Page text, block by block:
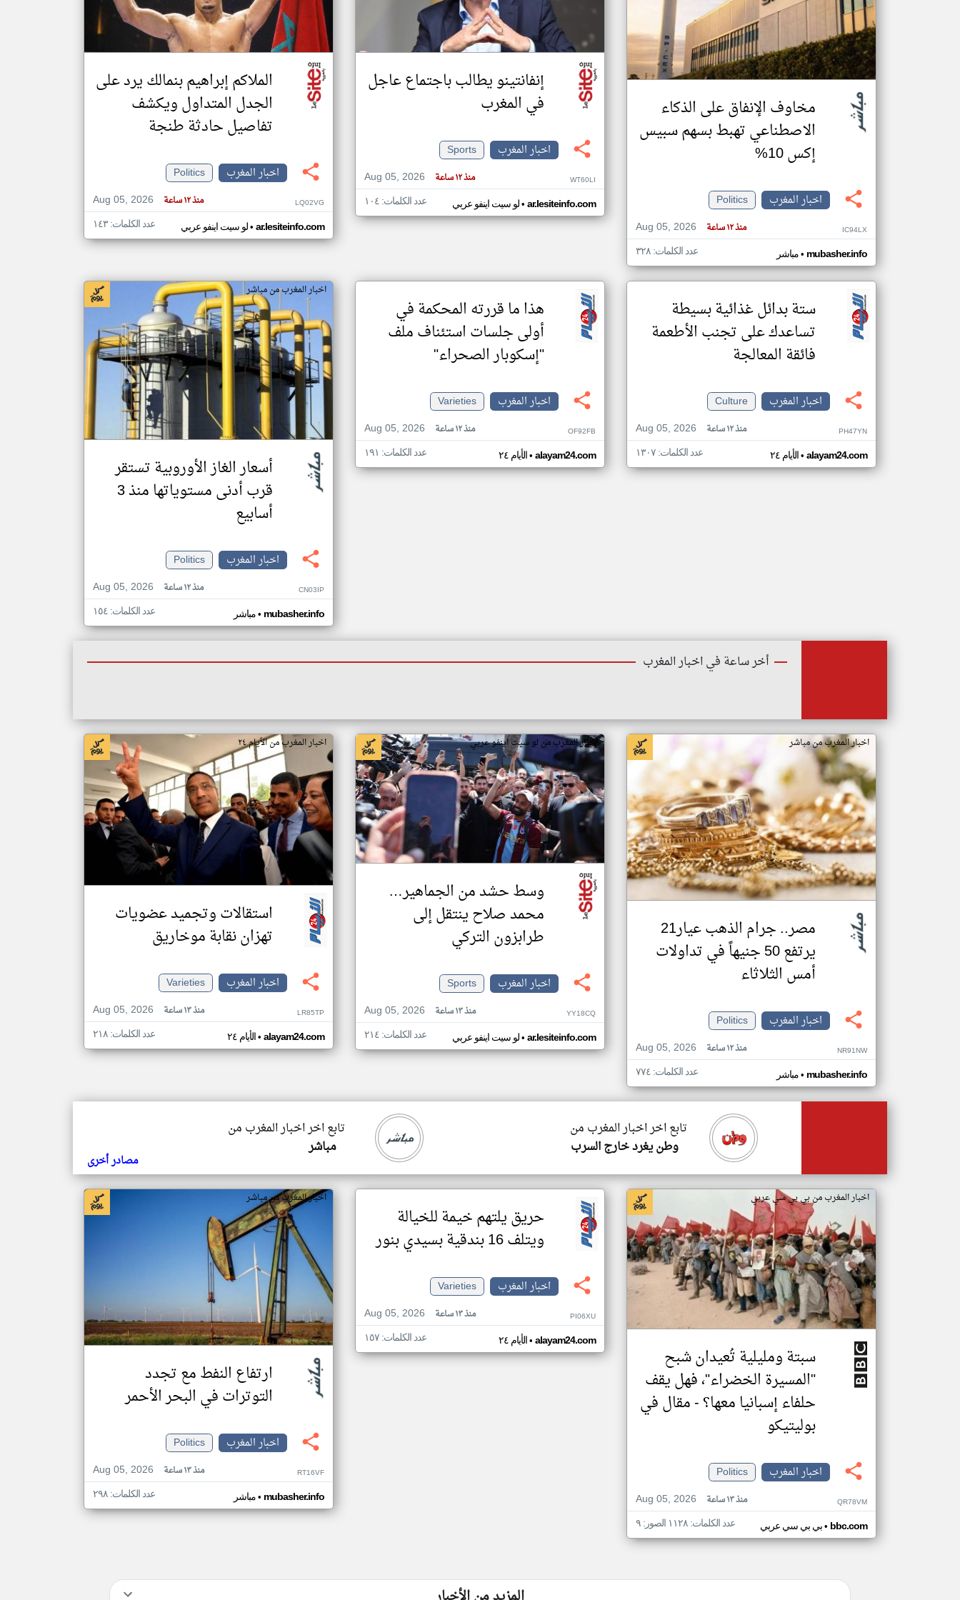
تغيير الدولة
مصادر الأخبار من المغرب
اخبار المغرب على مدار الساعة
أهم اخبار المغرب العاجلة والمباشرة
مخاوف الإنفاق على الذكاء
الاصطناعي تهبط بسهم سبيس
إكس 10%
اخبار المغرب
Politics
Aug 05, 2026
منذ ١٢ ساعة IC94LX
مباشر• mubasher.info عدد الكلمات: ٣٢٨
إنفانتينو يطالب باجتماع عاجل
في المغرب
اخبار المغرب
Sports
Aug 05, 2026
منذ ١٢ ساعة WT60LI
لو سيت اينفو عربي• ar.lesiteinfo.com عدد الكلمات: ١٠٤
الملاكم إبراهيم بنمالك يرد على
الجدل المتداول ويكشف
تفاصيل حادثة طنجة
اخبار المغرب
Politics
Aug 05, 2026
منذ ١٢ ساعة LQ02VG
لو سيت اينفو عربي• ar.lesiteinfo.com عدد الكلمات: ١٤٣
ستة بدائل غذائية بسيطة
تساعدك على تجنب الأطعمة
فائقة المعالجة
اخبار المغرب
Culture
Aug 05, 2026
منذ ١٢ ساعة PH47YN
الأيام ٢٤• alayam24.com عدد الكلمات: ١٣٠٧
هذا ما قررته المحكمة في
أولى جلسات استئناف ملف
"إسكوبار الصحراء"
اخبار المغرب
Varieties
Aug 05, 2026
منذ ١٢ ساعة OF92FB
الأيام ٢٤• alayam24.com عدد الكلمات: ١٩١
اخبار المغرب من مباشر
أسعار الغاز الأوروبية تستقر
قرب أدنى مستوياتها منذ 3
أسابيع
اخبار المغرب
Politics
Aug 05, 2026
منذ ١٢ ساعة CN03IP
مباشر• mubasher.info عدد الكلمات: ١٥٤
أخر ساعة في اخبار المغرب
اخبار المغرب من مباشر
مصر.. جرام الذهب عيار21
يرتفع 50 جنيهاً في تداولات
أمس الثلاثاء
اخبار المغرب
Politics
Aug 05, 2026
منذ ١٢ ساعة NR91NW
مباشر• mubasher.info عدد الكلمات: ٧٧٤
اخبار المغرب من لو سيت اينفو عربي
وسط حشد من الجماهير…
محمد صلاح ينتقل إلى
طرابزون التركي
اخبار المغرب
Sports
Aug 05, 2026
منذ ١٣ ساعة YY18CQ
لو سيت اينفو عربي• ar.lesiteinfo.com عدد الكلمات: ٢١٤
اخبار المغرب من الأيام ٢٤
استقالات وتجميد عضويات
تهزان نقابة موخاريق
اخبار المغرب
Varieties
Aug 05, 2026
منذ ١٣ ساعة LR85TP
الأيام ٢٤• alayam24.com عدد الكلمات: ٢١٨
تابع اخر اخبار المغرب من
مباشر
تابع اخر اخبار المغرب من
وطن يغرد خارج السرب
مصادر أخرى
اخبار المغرب من بي بي سي عربي
سبتة ومليلية تُعيدان شبح
"المسيرة الخضراء"، فهل يقف
حلفاء إسبانيا معها؟ - مقال في
بوليتيكو
اخبار المغرب
Politics
Aug 05, 2026
منذ ١٣ ساعة QR78VM
بي بي سي عربي• bbc.com عدد الكلمات: ١١٢٨ الصور: ٩
حريق يلتهم خيمة للخيالة
ويتلف 16 بندقية بسيدي بنور
اخبار المغرب
Varieties
Aug 05, 2026
منذ ١٣ ساعة PI06XU
الأيام ٢٤• alayam24.com عدد الكلمات: ١٥٧
اخبار المغرب من مباشر
ارتفاع النفط مع تجدد
التوترات في البحر الأحمر
اخبار المغرب
Politics
Aug 05, 2026
منذ ١٣ ساعة RT16VF
مباشر• mubasher.info عدد الكلمات: ٢٩٨
klyoum.com